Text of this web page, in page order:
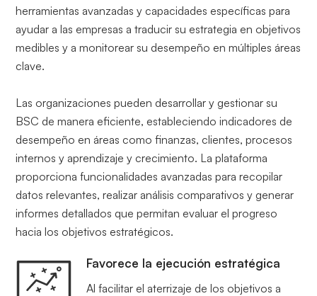
herramientas avanzadas y capacidades específicas para
ayudar a las empresas a traducir su estrategia en objetivos
medibles y a monitorear su desempeño en múltiples áreas
clave.
Las organizaciones pueden desarrollar y gestionar su
BSC de manera eficiente, estableciendo indicadores de
desempeño en áreas como finanzas, clientes, procesos
internos y aprendizaje y crecimiento. La plataforma
proporciona funcionalidades avanzadas para recopilar
datos relevantes, realizar análisis comparativos y generar
informes detallados que permitan evaluar el progreso
hacia los objetivos estratégicos.
Favorece la ejecución estratégica
Al facilitar el aterrizaje de los objetivos a